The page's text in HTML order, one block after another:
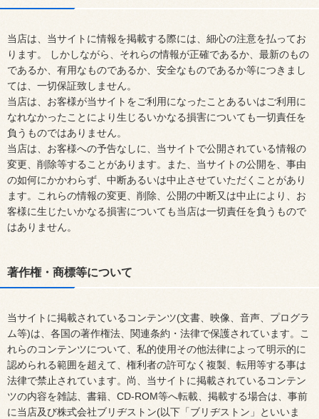
当店は、当サイトに情報を掲載する際には、細心の注意を払ってお
ります。 しかしながら、それらの情報が正確であるか、最新のもの
であるか、有用なものであるか、安全なものであるか等につきまし
ては、一切保証致しません。
当店は、お客様が当サイトをご利用になったことあるいはご利用に
なれなかったことにより生じるいかなる損害についても一切責任を
負うものではありません。
当店は、お客様への予告なしに、当サイトで公開されている情報の
変更、削除等することがあります。また、当サイトの公開を、事由
の如何にかかわらず、中断あるいは中止させていただくことがあり
ます。これらの情報の変更、削除、公開の中断又は中止により、お
客様に生じたいかなる損害についても当店は一切責任を負うもので
はありません。
著作権・商標等について
当サイトに掲載されているコンテンツ(文書、映像、音声、プログラ
ム等)は、各国の著作権法、関連条約・法律で保護されています。こ
れらのコンテンツについて、私的使用その他法律によって明示的に
認められる範囲を超えて、権利者の許可なく複製、転用等する事は
法律で禁止されています。尚、当サイトに掲載されているコンテン
ツの内容を雑誌、書籍、CD-ROM等へ転載、掲載する場合は、事前
に当店及び株式会社ブリヂストン(以下「ブリヂストン」といいま